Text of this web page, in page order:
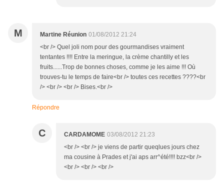
M Martine Réunion 01/08/2012 21:24
<br /> Quel joli nom pour des gourmandises vraiment
tentantes !!!! Entre la meringue, la crème chantilly et les
fruits......Trop de bonnes choses, comme je les aime !!! Où
trouves-tu le temps de faire<br /> toutes ces recettes ????<br
/> <br /> <br /> Bises.<br />
Répondre
C CARDAMOME 03/08/2012 21:23
<br /> <br /> je viens de partir queqlues jours chez
ma cousine à Prades et j'ai aps arr^été!!!! bzz<br />
<br /> <br /> <br />